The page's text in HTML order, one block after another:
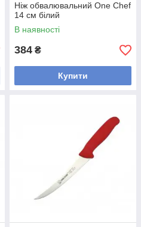
Ніж обвалювальний One Chef
14 см білий
В наявності
384 ₴
Купити